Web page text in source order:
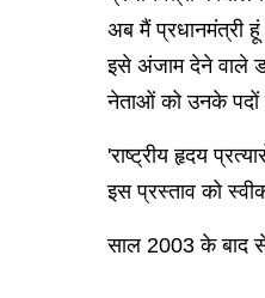
अब मैं प्रधानमंत्री
इसे अंजाम देने वाले
नेताओं को उनके
'राष्ट्रीय हृदय
इस प्रस्ताव को
साल 2003 के बाद से